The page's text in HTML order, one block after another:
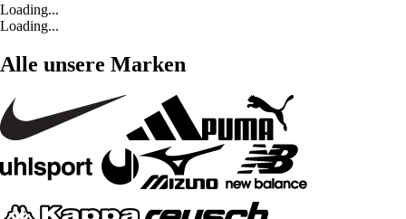
Loading...
Loading...
Alle unsere Marken